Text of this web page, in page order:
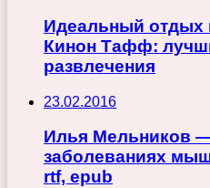
Идеальный отдых
Кинон Тафф:
развлечения
23.02.2016
Илья Мельников
заболеваниях
rtf, epub